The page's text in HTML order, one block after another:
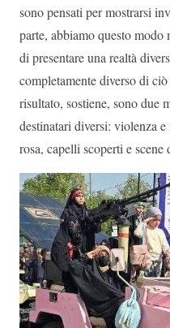
sono pensati per mostrarsi
parte, abbiamo questo
di presentare una realtà
completamente diverso di
risultato, sostiene, sono due
destinatari diversi: violenza
rosa, capelli scoperti e